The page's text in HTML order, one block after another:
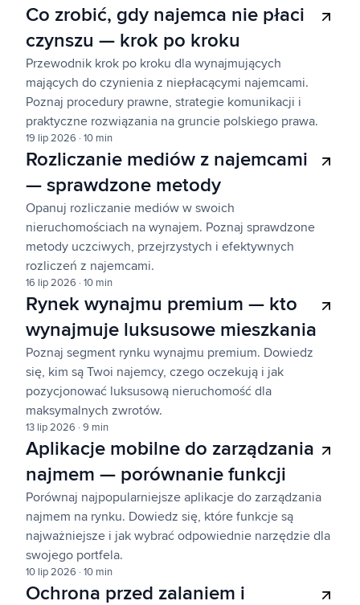
Co zrobić, gdy najemca nie płaci
czynszu — krok po kroku
Przewodnik krok po kroku dla wynajmujących
mających do czynienia z niepłacącymi najemcami.
Poznaj procedury prawne, strategie komunikacji i
praktyczne rozwiązania na gruncie polskiego prawa.
19 lip 2026 · 10 min
Rozliczanie mediów z najemcami
— sprawdzone metody
Opanuj rozliczanie mediów w swoich
nieruchomościach na wynajem. Poznaj sprawdzone
metody uczciwych, przejrzystych i efektywnych
rozliczeń z najemcami.
16 lip 2026 · 10 min
Rynek wynajmu premium — kto
wynajmuje luksusowe mieszkania
Poznaj segment rynku wynajmu premium. Dowiedz
się, kim są Twoi najemcy, czego oczekują i jak
pozycjonować luksusową nieruchomość dla
maksymalnych zwrotów.
13 lip 2026 · 9 min
Aplikacje mobilne do zarządzania
najmem — porównanie funkcji
Porównaj najpopularniejsze aplikacje do zarządzania
najmem na rynku. Dowiedz się, które funkcje są
najważniejsze i jak wybrać odpowiednie narzędzie dla
swojego portfela.
10 lip 2026 · 10 min
Ochrona przed zalaniem i